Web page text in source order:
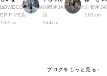
a
LOWECO by JAM H
EP FIVE店
162cm
古着屋JAM 下北沢
店
164cm
古着屋
162cm
ブログをもっと見る